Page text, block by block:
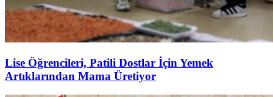
Lise Öğrencileri, Patili Dostlar İçin Yemek
Artıklarından Mama Üretiyor